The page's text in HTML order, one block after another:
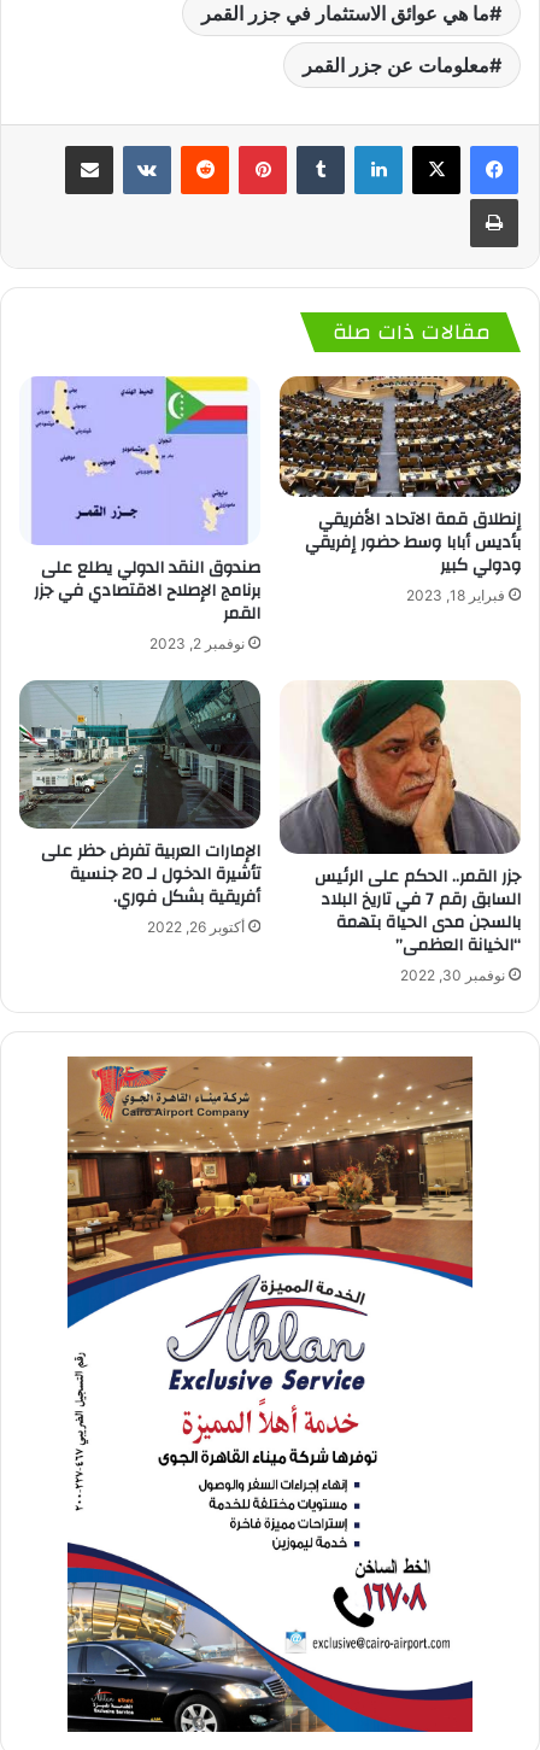
ما هي عوائق الاستثمار في جزر القمر
معلومات عن جزر القمر
لينكدإن بينتيريست
مقالات ذات صلة
إنطلاق قمة الاتحاد الأفريقي
بأديس أبابا وسط حضور إفريقي
ودولي كبير
فبراير 18, 2023
صندوق النقد الدولي يطلع على
برنامج الإصلاح الاقتصادي في جزر
القمر
نوفمبر 2, 2023
جزر القمر.. الحكم على الرئيس
السابق رقم 7 في تاريخ البلاد
بالسجن مدى الحياة بتهمة
“الخيانة العظمى”
نوفمبر 30, 2022
الإمارات العربية تفرض حظر على
تأشيرة الدخول لـ 20 جنسية
أفريقية بشكل فوري.
أكتوبر 26, 2022